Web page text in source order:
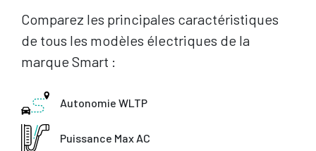
Comparez les principales caractéristiques
de tous les modèles électriques de la
marque Smart :
Autonomie WLTP
Puissance Max AC